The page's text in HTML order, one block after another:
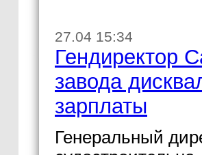
27.04 15:34
Гендиректор
завода
зарплаты
Генеральный